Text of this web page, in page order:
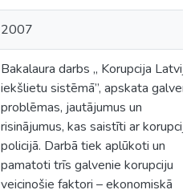
2007
Bakalaura darbs „ Korupcija
iekšlietu sistēmā”, apskata
problēmas, jautājumus un
risinājumus, kas saistīti ar korupciju
policijā. Darbā tiek aplūkoti un
pamatoti trīs galvenie korupciju
veicinošie faktori – ekonomiskā